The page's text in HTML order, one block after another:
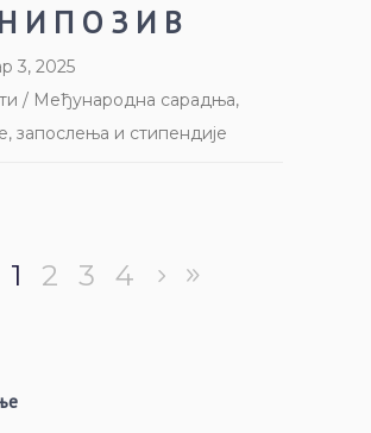
И П О З И В
3, 2025
/ Међународна сарадња,
запослења и стипендије
1 2 3 4